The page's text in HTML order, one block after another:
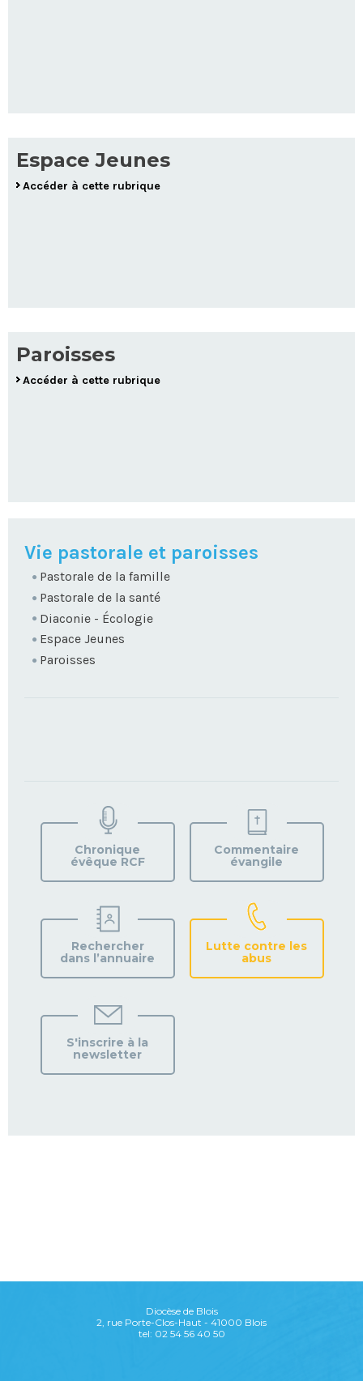
Espace Jeunes
Accéder à cette rubrique
Paroisses
Accéder à cette rubrique
NAVIGATION
Vie pastorale et paroisses
Pastorale de la famille
Pastorale de la santé
Diaconie - Écologie
Espace Jeunes
Paroisses
VOTRE
PAROISSE
Chronique
évêque RCF
Commentaire
évangile
Rechercher
dans l’annuaire
Lutte contre les
abus
S'inscrire à la
newsletter
Diocèse de Blois
2, rue Porte-Clos-Haut - 41000 Blois
tel: 02 54 56 40 50